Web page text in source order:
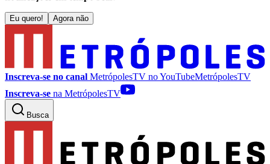
Eu quero! Agora não
Inscreva-se no canal MetrópolesTV noYouTubeMetrópolesTV
Inscreva-se na MetrópolesTV
Busca